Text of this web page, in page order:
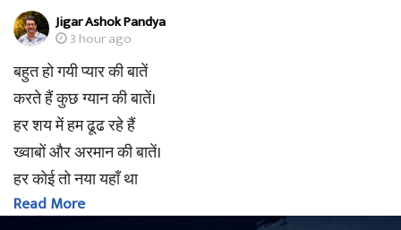
Jigar Ashok Pandya
3 hour ago
बहुत हो गयी प्यार की बातें
करते हैं कुछ ग्यान की बातें।
हर शय में हम ढूढ रहे हैं
ख्वाबों और अरमान की बातें।
हर कोई तो नया यहाँ था
फिर करते क्यूँ अनुभव की बातें।
Read More